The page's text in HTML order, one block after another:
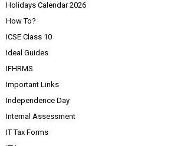
Holidays Calendar 2026
How To?
ICSE Class 10
Ideal Guides
IFHRMS
Important Links
Independence Day
Internal Assessment
IT Tax Forms